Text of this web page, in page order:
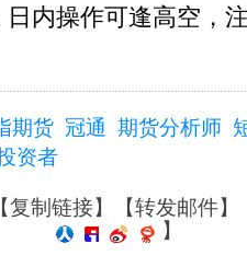
内操作可逢高空，
期货 冠通 期货分析师
资者
复制链接】【转发邮件】
】